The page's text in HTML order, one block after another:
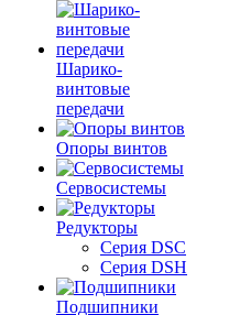
Шарико-
винтовые
передачи
Опоры винтов
Сервосистемы
Редукторы
Серия DSC
Серия DSH
Подшипники